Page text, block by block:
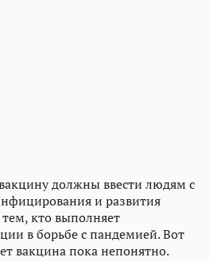
должны ввести людям с
и развития
кто выполняет
в борьбе с пандемией. Вот
вакцина пока непонятно.